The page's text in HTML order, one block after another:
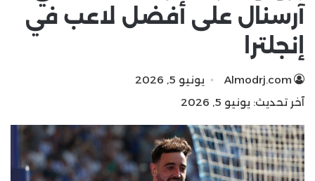
آرسنال على أفضل لاعب في
إنجلترا
Almodrj.com
يونيو 5, 2026
آخر تحديث: يونيو 5, 2026